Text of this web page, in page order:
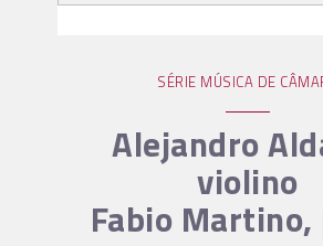
SÉRIE MÚSICA DE
Alejandro
violino
Fabio